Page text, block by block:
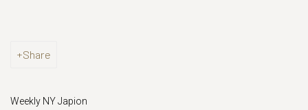
Share
Weekly NY Japion